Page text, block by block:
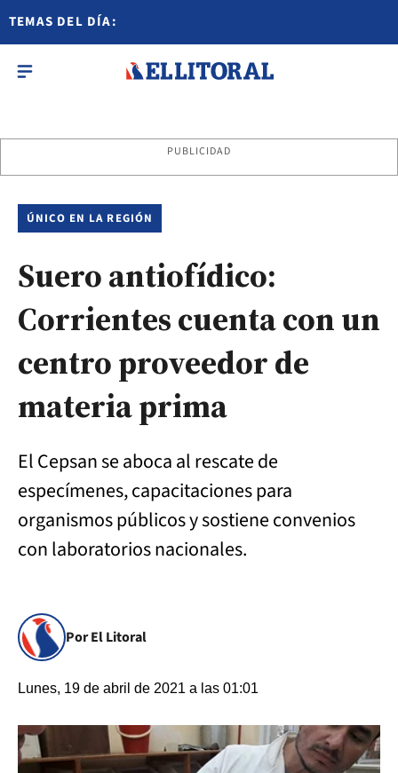
TEMAS DEL DÍA:
PUBLICIDAD
ÚNICO EN LA REGIÓN
Suero antiofídico:
Corrientes cuenta con un
centro proveedor de
materia prima
El Cepsan se aboca al rescate de
especímenes, capacitaciones para
organismos públicos y sostiene convenios
con laboratorios nacionales.
Por El Litoral
Lunes, 19 de abril de 2021 a las 01:01